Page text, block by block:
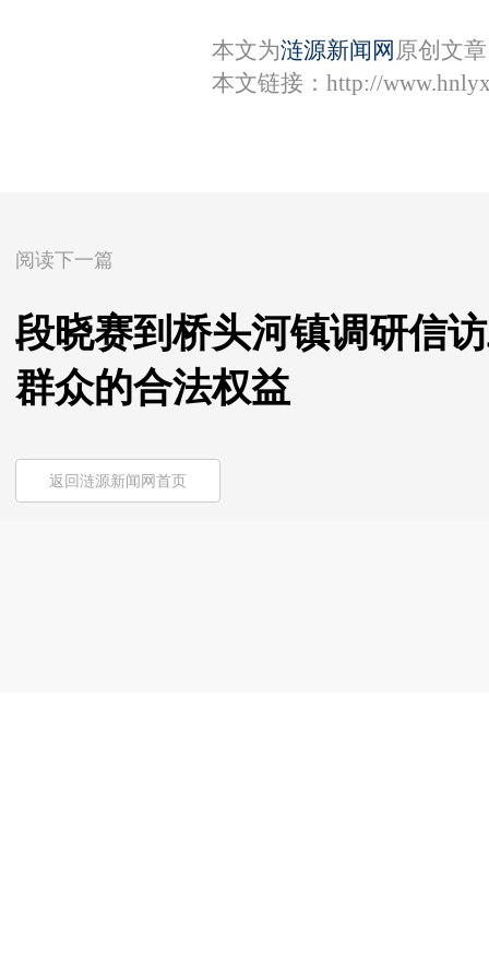
本文为涟源新闻网 原创文
本文链接： http://
阅读下一篇
段晓赛到桥头河镇调研信
群众的合法权益
返回涟源新闻网首页